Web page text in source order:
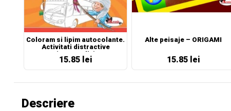
Coloram si lipim autocolante.
Activitati distractive
(portocaliu)
15.85 lei
Alte peisaje – ORIGAMI
15.85 lei
Descriere